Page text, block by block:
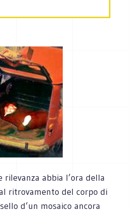
rilevanza abbia l’ora della
ritrovamento del corpo di
d’un mosaico ancora